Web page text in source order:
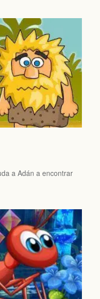
a Adán a encontrar